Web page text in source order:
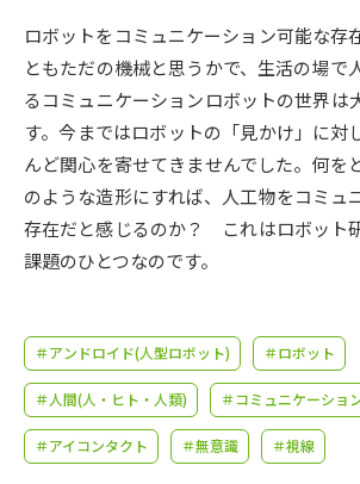
併願校選び 受験スケ
先輩が入学を決めた理由 テレメー
新生活お役立ちガイド
学問発見
大学で学びたい学問発見
学問のミニ講義「夢ナビ講義」 学問分野
ロボットをコミュニケーション可能な存
ともただの機械と思うかで、生活の場で
るコミュニケーションロボットの世界は
す。今まではロボットの「見かけ」に対
んど関心を寄せてきませんでした。何を
のような造形にすれば、人工物をコミュ
存在だと感じるのか？ これはロボット
課題のひとつなのです。
＃アンドロイド(人型ロボット) ＃ロボット
＃人間(人・ヒト・人類) ＃コミュニケーショ
＃アイコンタクト ＃無意識 ＃視線